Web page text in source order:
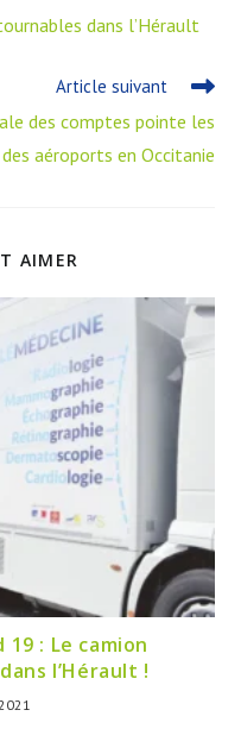
dans l’Hérault
Article suivant
des comptes pointe les
aéroports en Occitanie
AIMER
: Le camion
l’Hérault !